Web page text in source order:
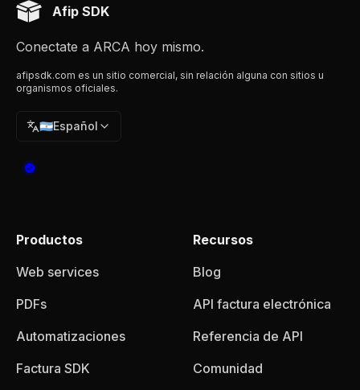
Afip SDK
Conectate a ARCA hoy mismo.
afipsdk.com es un sitio comercial, sin relación alguna con sitios u
organismos oficiales.
🇦🇷Español
Productos
Web services
PDFs
Automatizaciones
Factura SDK
Recursos
Blog
API factura electrónica
Referencia de API
Comunidad